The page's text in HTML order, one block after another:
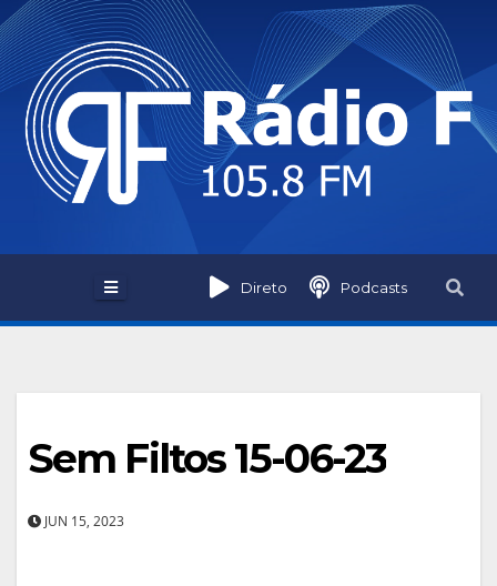
Skip
to
content
Direto Podcasts
Sem Filtos 15-06-23
JUN 15, 2023